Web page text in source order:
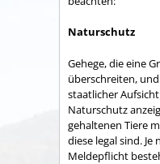
Naturschutz
Gehege, die eine
überschreiten,
staatlicher
Naturschutz
gehaltenen Tiere
diese legal sind.
Meldepflicht